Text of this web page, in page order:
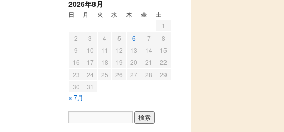
2026年8月
日 月 火 水 木 金 土
1
2
3 4 5 6 7
8
9
10 11 12 13 14
15
16
17 18 19 20 21
22
23
24 25 26 27 28
29
30
31
« 7月